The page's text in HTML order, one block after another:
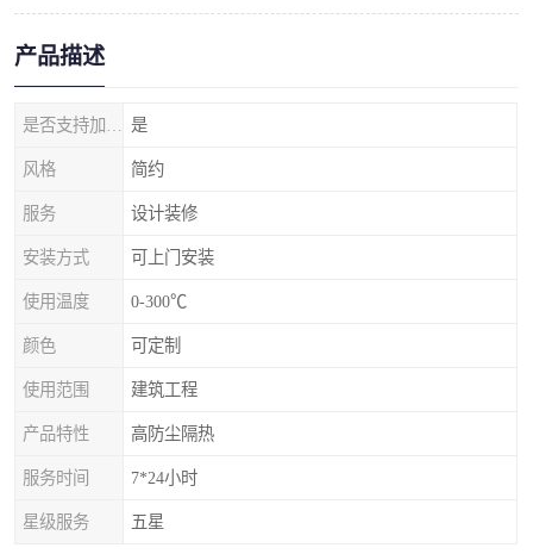
产品描述
是
风格 简约
服务 设计装修
安装方式 可上门安装
使用温度 0-300℃
颜色 可定制
使用范围 建筑工程
产品特性 高防尘隔热
服务时间 7*24小时
星级服务 五星